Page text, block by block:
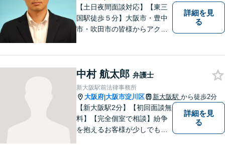
【土日夜間面談対応】【東三
国駅徒歩５分】大阪市・豊中
市・吹田市の皆様からアクセ
詳細を見
る
中村 航太郎 弁護士
新大阪駅前法律事務所
大阪府|大阪市淀川区 新大阪駅 から徒歩2分
【新大阪駅2分】【初回面談無
料】【完全個室で相談】紛争
を抱えるお客様が少しでも早
詳細を見
る